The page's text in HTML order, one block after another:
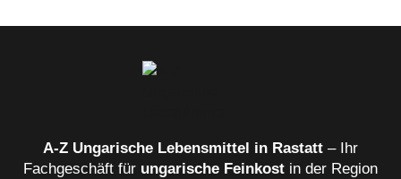
A‑Z Ungarische Lebensmittel in Rastatt – Ihr
Fachgeschäft für ungarische Feinkost in der Region